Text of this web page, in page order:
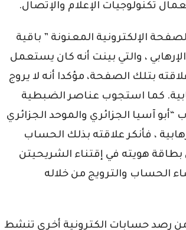
تكنولوجيات الإعلام والإتصال.
الإلكترونية المعنونة ” باقية
، والتي بينت أنه كان يستعمل
بتلك الصفحة، مؤكدا أنه لا يروج
كما استجوب عناصر الضبطية
آسيا الجزائري والموحد الجزائري
، فأنكر علاقته بذلك الحساب
هويته في إقتناء الشريحيتن
الحساب والترويج من خلاله
رصد حسابات الكترونية أخرى تنشط